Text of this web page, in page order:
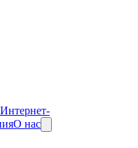
Интернет-
О нас